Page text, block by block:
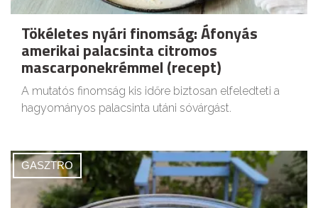
Tökéletes nyári finomság: Áfonyás
amerikai palacsinta citromos
mascarponekrémmel (recept)
A mutatós finomság kis időre biztosan elfeledteti a
hagyományos palacsinta utáni sóvárgást.
GASZTRO